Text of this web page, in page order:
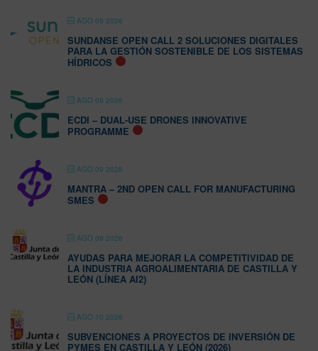
AGO 09 2026
SUNDANSE OPEN CALL 2 SOLUCIONES DIGITALES
PARA LA GESTIÓN SOSTENIBLE DE LOS SISTEMAS
HÍDRICOS
AGO 09 2026
ECDI – DUAL-USE DRONES INNOVATIVE
PROGRAMME
AGO 09 2026
MANTRA – 2ND OPEN CALL FOR MANUFACTURING
SMES
AGO 09 2026
AYUDAS PARA MEJORAR LA COMPETITIVIDAD DE
LA INDUSTRIA AGROALIMENTARIA DE CASTILLA Y
LEÓN (LÍNEA AI2)
AGO 10 2026
SUBVENCIONES A PROYECTOS DE INVERSIÓN DE
PYMES EN CASTILLA Y LEÓN (2026)